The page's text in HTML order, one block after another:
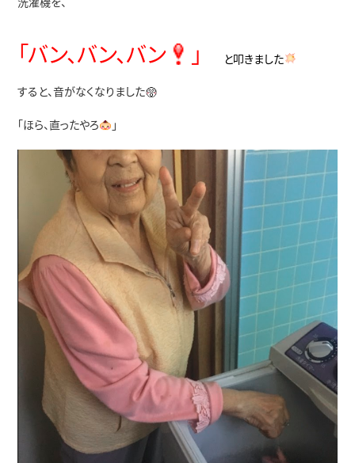
「バン、バン、バン 」 と叩きました
すると、音がなくなりました
「ほら、直ったやろ 」